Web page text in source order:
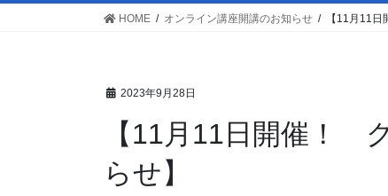
HOME オンライン講座開講のお知らせ 【11月11
2023年9月28日
【11月11日開催！
らせ】